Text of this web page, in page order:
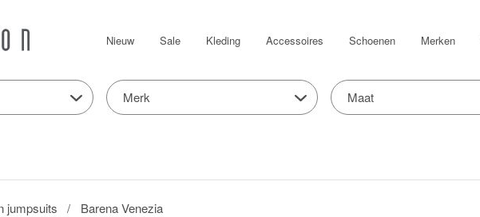
Nieuw Sale Kleding Accessoires Schoenen Merken
Merk Maat
jumpsuits Barena Venezia